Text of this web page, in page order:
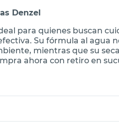
Denzel
para quienes buscan
Su fórmula al agua
mientras que su
ahora con retiro en